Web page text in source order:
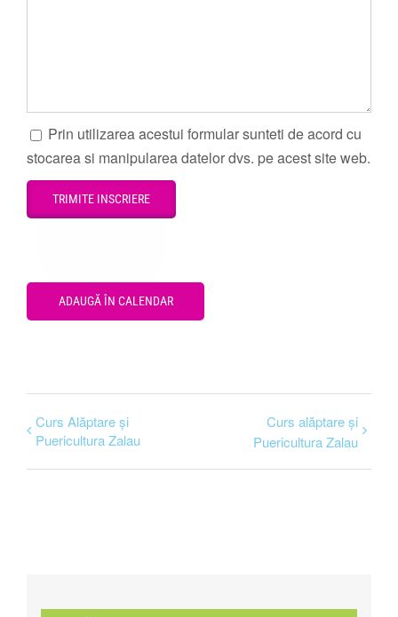
Prin utilizarea acestui formular sunteti de acord cu
stocarea si manipularea datelor dvs. pe acest site web.
ADAUGĂ ÎN CALENDAR
Curs Alăptare și
Puericultura Zalau
Curs alăptare și
Puericultura Zalau